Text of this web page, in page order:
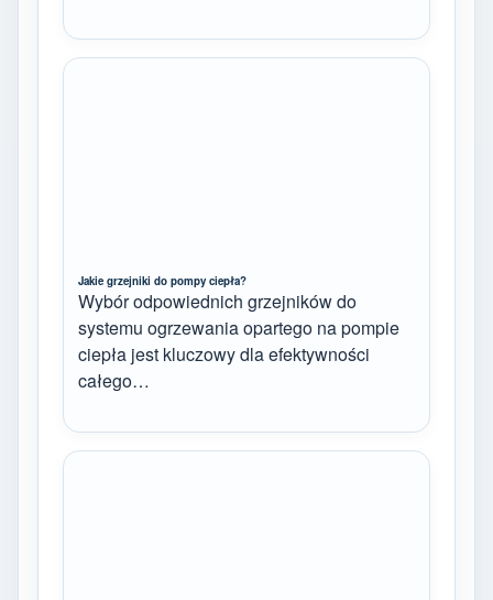
Jakie grzejniki do pompy ciepła?
Wybór odpowiednich grzejników do
systemu ogrzewania opartego na pompie
ciepła jest kluczowy dla efektywności
całego…